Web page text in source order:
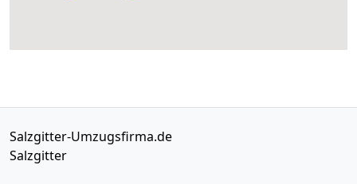
Salzgitter-Umzugsfirma.de
Salzgitter